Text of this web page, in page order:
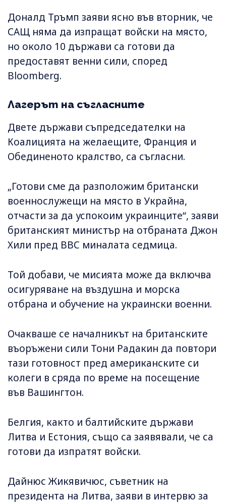
Доналд Тръмп заяви ясно във вторник, че
САЩ няма да изпращат войски на място,
но около 10 държави са готови да
предоставят венни сили, според
Bloomberg.
Лагерът на съгласните
Двете държави съпредседателки на
Коалицията на желаещите, Франция и
Обединеното кралство, са съгласни.
„Готови сме да разположим британски
военнослужещи на място в Украйна,
отчасти за да успокоим украинците“, заяви
британският министър на отбраната Джон
Хили пред BBC миналата седмица.
Той добави, че мисията може да включва
осигуряване на въздушна и морска
отбрана и обучение на украински военни.
Очакваше се началникът на британските
въоръжени сили Тони Радакин да повтори
тази готовност пред американските си
колеги в сряда по време на посещение
във Вашингтон.
Белгия, както и балтийските държави
Литва и Естония, също са заявявали, че са
готови да изпратят войски.
Дайнюс Жикявичюс, съветник на
президента на Литва, заяви в интервю за